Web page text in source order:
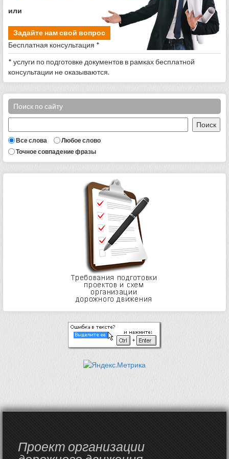
или
Задайте нам свой вопрос
Бесплатная консультация *
* услуги по подготовке документов в рамках бесплатной
консультации не оказываются.
Поиск по сайту
Все слова
Любое слово
Точное совпадение фразы
Проект организации